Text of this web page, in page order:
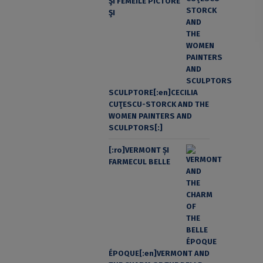
ŞI
SCULPTORE[:en]CECILIA
CUŢESCU-STORCK AND THE
WOMEN PAINTERS AND
SCULPTORS[:]
[:ro]VERMONT ȘI
FARMECUL BELLE
ÉPOQUE[:en]VERMONT AND